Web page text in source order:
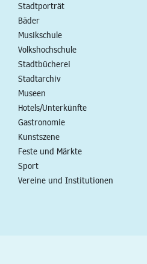
Stadtporträt
Bäder
Musikschule
Volkshochschule
Stadtbücherei
Stadtarchiv
Museen
Hotels/Unterkünfte
Gastronomie
Kunstszene
Feste und Märkte
Sport
Vereine und Institutionen